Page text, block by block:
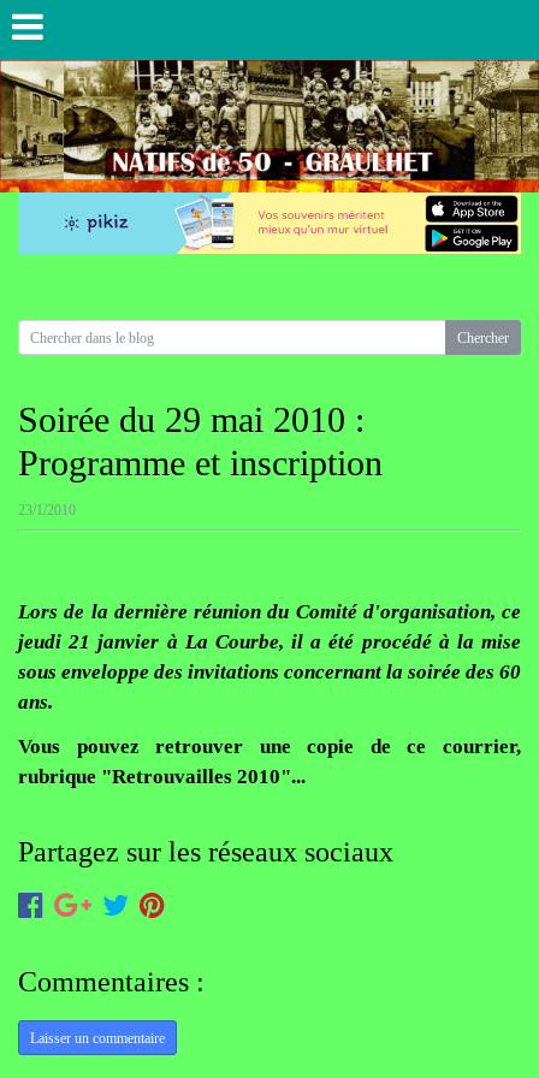
Soirée du 29 mai 2010 :
Programme et inscription
23/1/2010
Lors de la dernière réunion du Comité d'organisation, ce
jeudi 21 janvier à La Courbe, il a été procédé à la mise
sous enveloppe des invitations concernant la soirée des 60
ans.
Vous pouvez retrouver une copie de ce courrier,
rubrique "Retrouvailles 2010"...
Partagez sur les réseaux sociaux
Commentaires :
Laisser un commentaire